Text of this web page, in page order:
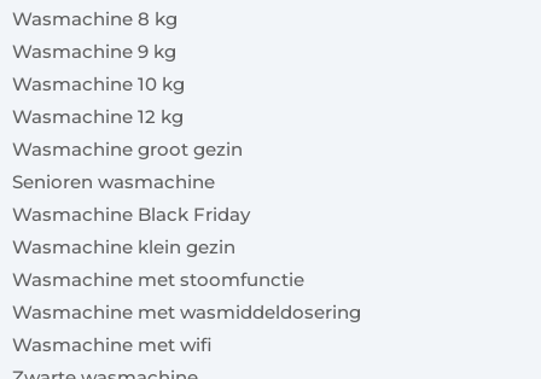
Wasmachine 8 kg
Wasmachine 9 kg
Wasmachine 10 kg
Wasmachine 12 kg
Wasmachine groot gezin
Senioren wasmachine
Wasmachine Black Friday
Wasmachine klein gezin
Wasmachine met stoomfunctie
Wasmachine met wasmiddeldosering
Wasmachine met wifi